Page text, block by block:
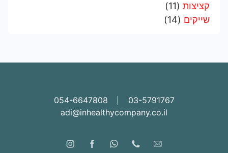
קציצות (11)
שייקים (14)
03-5791767
054-6647808
adi@inhealthycompany.co.il